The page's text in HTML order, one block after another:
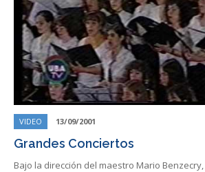
VIDEO 13/09/2001
Grandes Conciertos
Bajo la dirección del maestro Mario